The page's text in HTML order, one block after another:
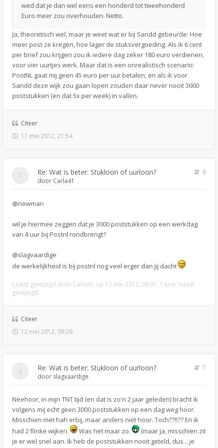
wed dat je dan wel eens een honderd tot tweehonderd
Euro meer zou overhouden. Netto.
Ja, theoretisch wel, maar je weet wat er bij Sandd gebeurde: Hoe
meer post ze kregen, hoe lager de stuksvergoeding. Als ik 6 cent
per brief zou krijgen zou ik iedere dag zeker 180 euro verdienen,
voor vier uurtjes werk. Maar dat is een onrealistisch scenario:
PostNL gaat mij geen 45 euro per uur betalen, en als ik voor
Sandd deze wijk zou gaan lopen zouden daar never nooit 3000
poststukken (en dat 5x per week) in vallen.
Citeer
11 mei 2012, 21:54
Re: Wat is beter: Stukloon of uurloon?
6
door Carla41
@newman
wil je hiermee zeggen dat je 3000 poststukken op een werkdag
van 4 uur bij Postnl rondbrengt?
@slagvaardige
de werkelijkheid is bij postnl nog veel erger dan jij dacht
Laatst gewijzigd door Carla41 op 12 mei 2012, 09:31, 1 keer totaal
gewijzigd.
Citeer
12 mei 2012, 09:29
Re: Wat is beter: Stukloon of uurloon?
7
door slagvaardige
Neehoor, in mijn TNT tijd (en dat is zo'n 2 jaar geleden) bracht ik
volgens mij echt geen 3000 poststukken op een dag weg hoor.
Misschien met hah erbij, maar anders niet hoor. Toch??!!?? En ik
had 2 flinke wijken.
Was het maar zo.
(maar ja, misschien zit
je er wel snel aan. Ik heb de poststukken nooit geteld, dus... je